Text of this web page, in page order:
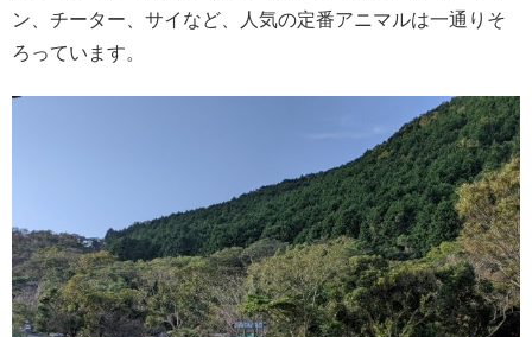
ン、チーター、サイなど、人気の定番アニマルは一通りそ
ろっています。